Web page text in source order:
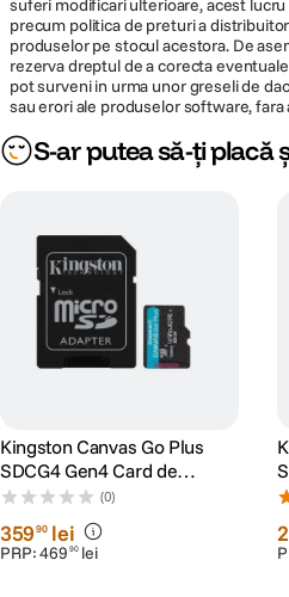
suferi modificari ulterioare, acest
precum politica de preturi a
produselor pe stocul acestora. De
rezerva dreptul de a corecta
pot surveni in urma unor greseli de
sau erori ale produselor software, fara
S-ar putea să-ți placă
Kingston Canvas Go Plus
SDCG4 Gen4 Card de
Memorie microSDXC 256GB
200MB/s U3 V30 cu Adaptor
(0)
35990 lei
PRP:469 90 lei